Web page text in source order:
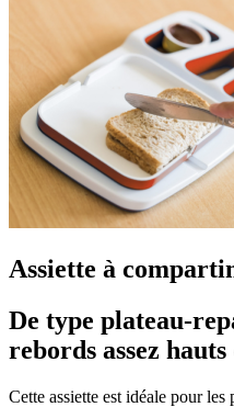
Assiette à
De type plateau-
rebords assez
Cette assiette est idéale pour